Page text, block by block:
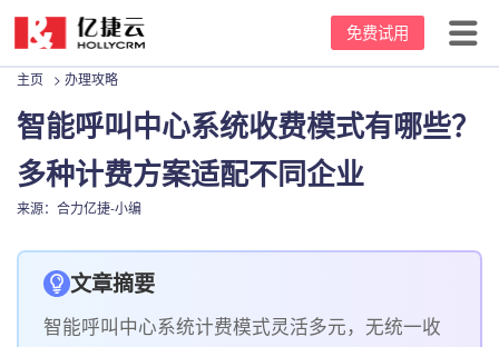
免费试用
首页
产品中心
云呼叫中心
客服电话系统
电话外呼系统
坐席价格
客户案例
资源中心
主页 > 办理攻略
智能呼叫中心系统收费模式有哪些？
多种计费方案适配不同企业
来源：合力亿捷-小编
文章摘要
智能呼叫中心系统计费模式灵活多元，无统一收